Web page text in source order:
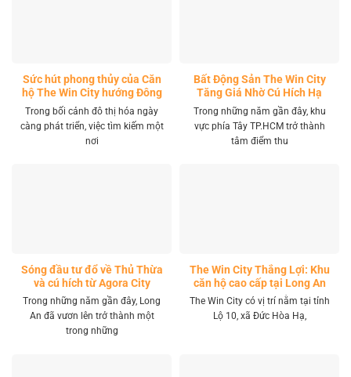
Sức hút phong thủy của Căn
hộ The Win City hướng Đông
Nam
Trong bối cảnh đô thị hóa ngày
càng phát triển, việc tìm kiếm một
nơi
Bất Động Sản The Win City
Tăng Giá Nhờ Cú Hích Hạ
Tầng
Trong những năm gần đây, khu
vực phía Tây TP.HCM trở thành
tâm điểm thu
Sóng đầu tư đổ về Thủ Thừa
và cú hích từ Agora City
Trong những năm gần đây, Long
An đã vươn lên trở thành một
trong những
The Win City Thắng Lợi: Khu
căn hộ cao cấp tại Long An
The Win City có vị trí nằm tại tỉnh
Lộ 10, xã Đức Hòa Hạ,